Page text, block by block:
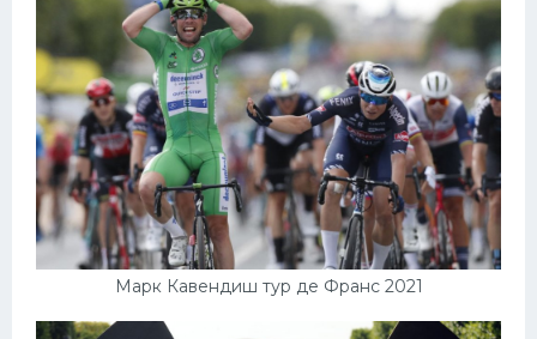
Марк Кавендиш тур де Франс 2021